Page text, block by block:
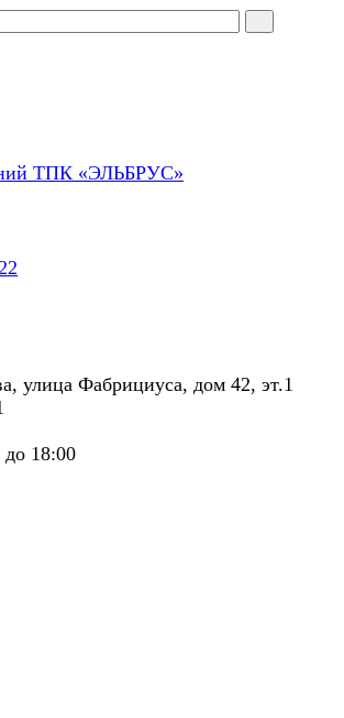
улица Фабрициуса, дом 42, эт.1
18:00